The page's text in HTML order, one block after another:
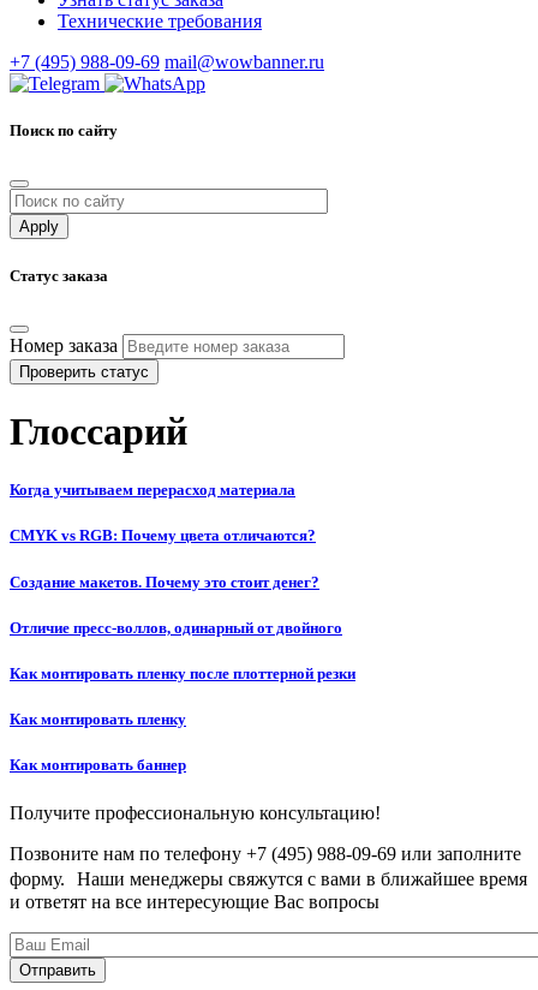
Технические требования
+7 (495) 988-09-69 mail@wowbanner.ru
Поиск по сайту
Статус заказа
Номер заказа
Проверить статус
Глоссарий
Когда учитываем перерасход материала
CMYK vs RGB: Почему цвета отличаются?
Создание макетов. Почему это стоит денег?
Отличие пресс-воллов, одинарный от двойного
Как монтировать пленку после плоттерной резки
Как монтировать пленку
Как монтировать баннер
Получите профессиональную консультацию!
Позвоните нам по телефону +7 (495) 988-09-69 или заполните
форму. Наши менеджеры свяжутся с вами в ближайшее время
и ответят на все интересующие Вас вопросы